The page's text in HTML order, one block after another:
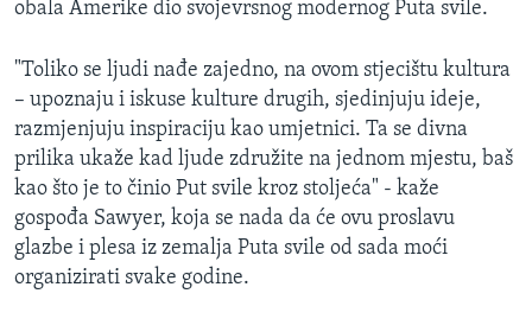
obala Amerike dio svojevrsnog modernog Puta svile.
"Toliko se ljudi nađe zajedno, na ovom stjecištu kultura
– upoznaju i iskuse kulture drugih, sjedinjuju ideje,
razmjenjuju inspiraciju kao umjetnici. Ta se divna
prilika ukaže kad ljude združite na jednom mjestu, baš
kao što je to činio Put svile kroz stoljeća" - kaže
gospođa Sawyer, koja se nada da će ovu proslavu
glazbe i plesa iz zemalja Puta svile od sada moći
organizirati svake godine.